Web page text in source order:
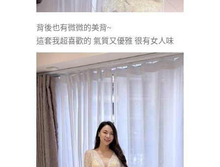
背後也有微微的美背~
這套我超喜歡的 氣質又優雅 很有女人味